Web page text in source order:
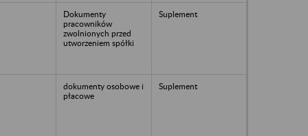
Dokumenty
pracowników
zwolnionych przed
utworzeniem spółki
Suplement
dokumenty osobowe i
płacowe
Suplement